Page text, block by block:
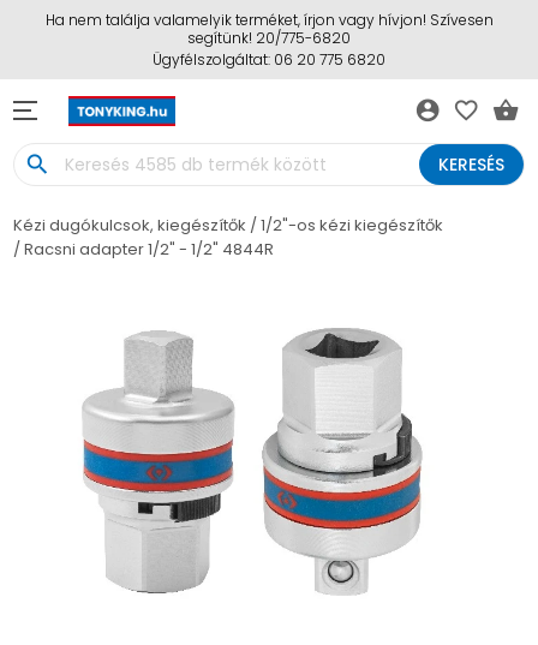
Ha nem találja valamelyik terméket, írjon vagy hívjon! Szívesen
segítünk! 20/775-6820
Ügyfélszolgáltat: 06 20 775 6820
account_circle favorite_border shopping_basket
search KERESÉS
Kézi dugókulcsok, kiegészítők
1/2"-os kézi kiegészítők
Racsni adapter 1/2" - 1/2" 4844R